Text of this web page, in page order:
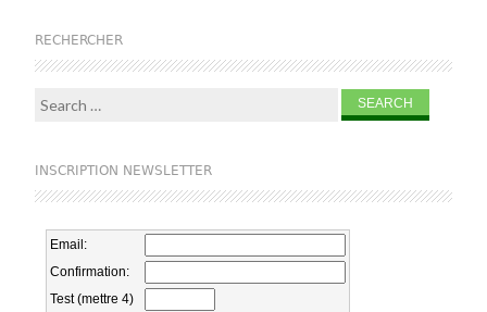
RECHERCHER
Search for:
INSCRIPTION NEWSLETTER